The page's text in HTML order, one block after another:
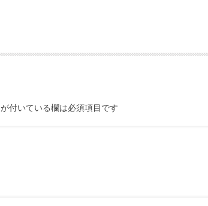
が付いている欄は必須項目です